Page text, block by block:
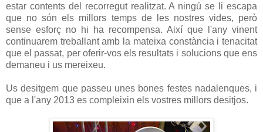
estar contents del recorregut realitzat. A ningú se
li escapa
que no són els millors temps de les nostres vides, però
sense esforç no hi ha recompensa. Així que l'any vinent
continuarem treballant amb la mateixa constància i tenacitat
que el passat, per oferir-vos els resultats i solucions que ens
demaneu i us mereixeu.
Us desitgem que passeu unes bones festes nadalenques, i
que a l'any 2013 es compleixin els vostres millors desitjos.